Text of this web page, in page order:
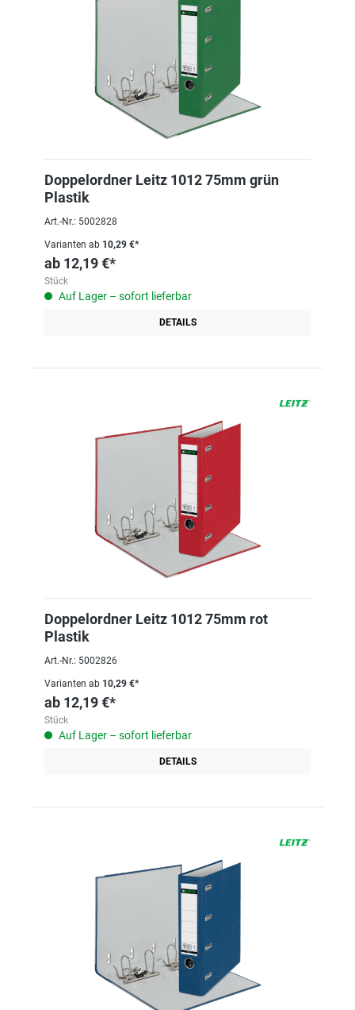
Doppelordner Leitz 1012 75mm grün
Plastik
Art.-Nr.: 5002828
Varianten ab 10,29 €*
ab 12,19 €*
Stück
Auf Lager – sofort lieferbar
DETAILS
Doppelordner Leitz 1012 75mm rot
Plastik
Art.-Nr.: 5002826
Varianten ab 10,29 €*
ab 12,19 €*
Stück
Auf Lager – sofort lieferbar
DETAILS